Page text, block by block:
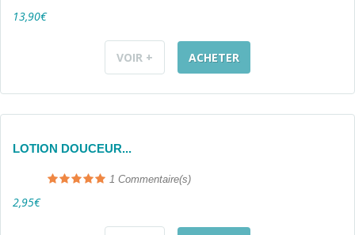
13,90€
VOIR + ACHETER
LOTION DOUCEUR...
1 Commentaire(s)
2,95€